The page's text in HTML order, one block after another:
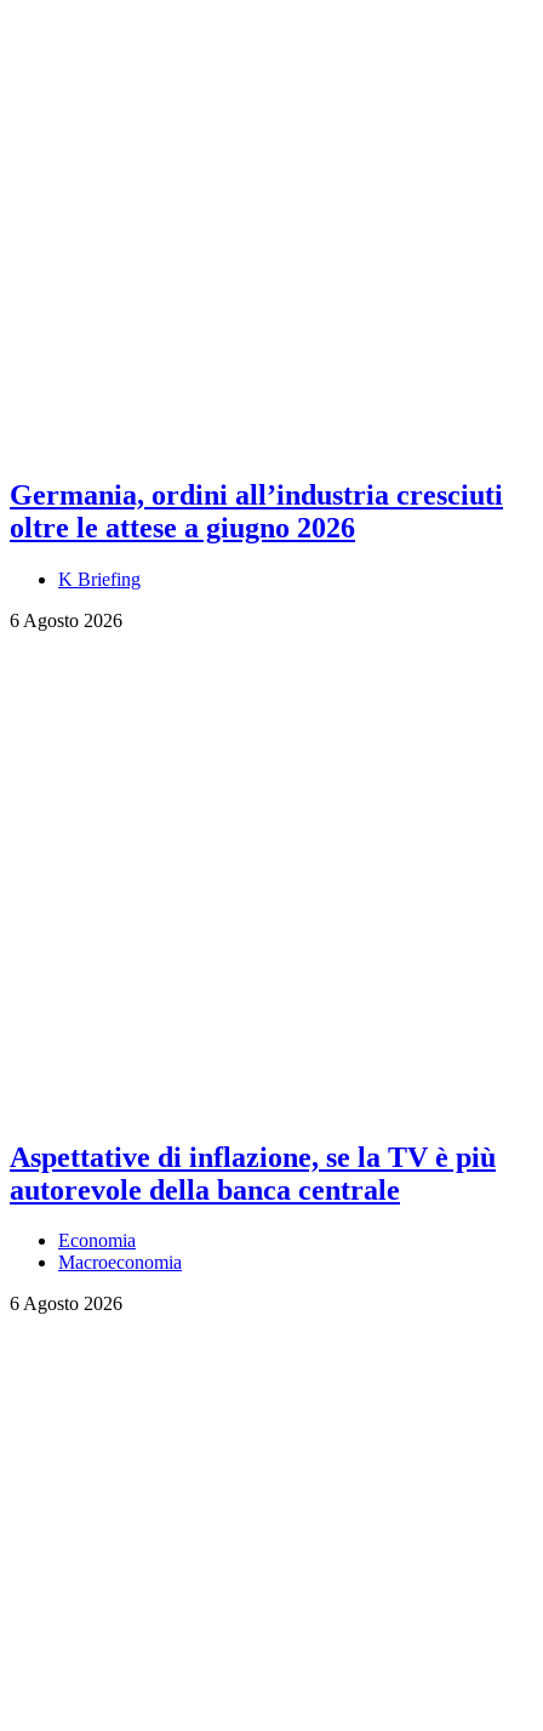
Germania, ordini all’industria cresciuti
oltre le attese a giugno 2026
K Briefing
6 Agosto 2026
Aspettative di inflazione, se la TV è più
autorevole della banca centrale
Economia
Macroeconomia
6 Agosto 2026